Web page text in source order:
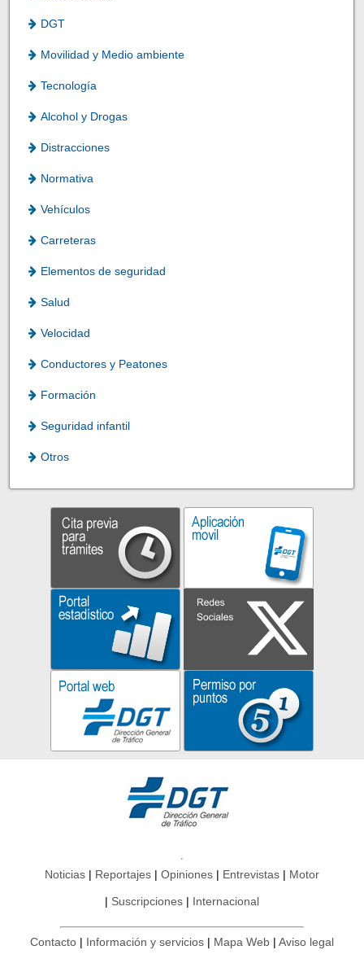
DGT
Movilidad y Medio ambiente
Tecnología
Alcohol y Drogas
Distracciones
Normativa
Vehículos
Carreteras
Elementos de seguridad
Salud
Velocidad
Conductores y Peatones
Formación
Seguridad infantil
Otros
Noticias Reportajes Opiniones Entrevistas Motor
Suscripciones Internacional
Contacto Información y servicios Mapa Web Aviso legal